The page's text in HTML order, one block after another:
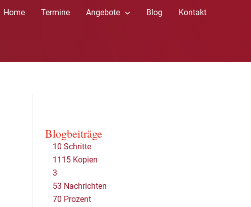
Home Termine Angebote Blog Kontakt
Blogbeiträge
10 Schritte
1115 Kopien
3
53 Nachrichten
70 Prozent